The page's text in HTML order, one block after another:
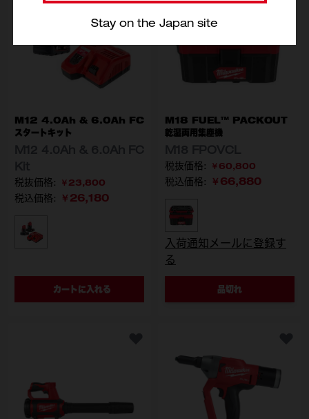
Stay on the Japan site
M12 4.0Ah & 6.0Ah FC
スタートキット
￥23,800
税込価格: ￥26,180
型番M12-18 NRG-642 JP
カートに入れる
M18 FUEL™ PACKOUT
乾湿両用集塵機
￥60,800
税込価格: ￥66,880
型番M18 FPOVCL-0 JP
入荷通知メールに登録す
る
品切れ